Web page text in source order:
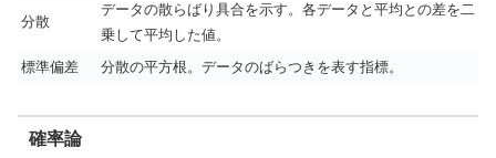
分散
データの散らばり具合を示す。各データと平均との差を二
乗して平均した値。
標準偏差
分散の平方根。データのばらつきを表す指標。
確率論